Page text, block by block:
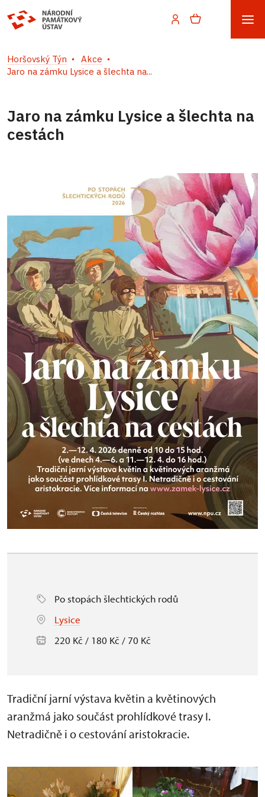
Horšovský Týn
Akce
Jaro na zámku Lysice a šlechta na...
Jaro na zámku Lysice a šlechta na
cestách
Po stopách šlechtických rodů
Lysice
220 Kč / 180 Kč / 70 Kč
Tradiční jarní výstava květin a květinových
aranžmá jako součást prohlídkové trasy I.
Netradičně i o cestování aristokracie.